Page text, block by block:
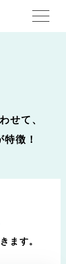
せて、
徴！
ます。